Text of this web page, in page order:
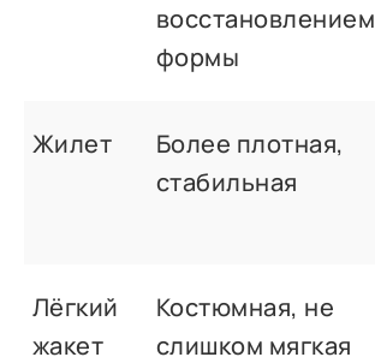
восстановлением
формы
Жилет
Более плотная,
стабильная
Лёгкий
жакет
Костюмная, не
слишком мягкая